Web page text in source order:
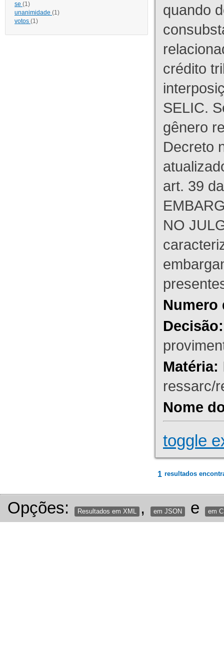
se (1)
unanimidade (1)
votos (1)
quando
crédito
SELIC.
gênero
Decreto
art. 39
NO
Numero
Decisão:
Matéria:
ressarc/
Nome
toggle
1 resultados
Opções: Resultados em XML , em JSON e em